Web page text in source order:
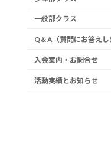
一般部クラス
Q＆A（質問にお答えし
入会案内・お問合せ
活動実績とお知らせ